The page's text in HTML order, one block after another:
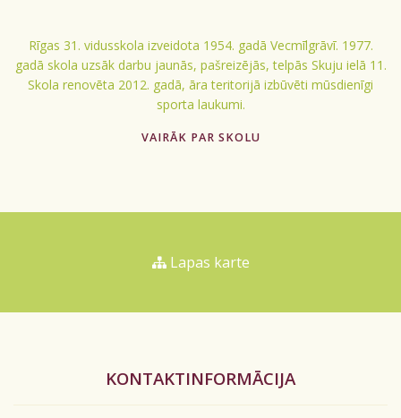
Rīgas 31. vidusskola izveidota 1954. gadā Vecmīlgrāvī. 1977.
gadā skola uzsāk darbu jaunās, pašreizējās, telpās Skuju ielā 11.
Skola renovēta 2012. gadā, āra teritorijā izbūvēti mūsdienīgi
sporta laukumi.
VAIRĀK PAR SKOLU
Lapas karte
KONTAKTINFORMĀCIJA